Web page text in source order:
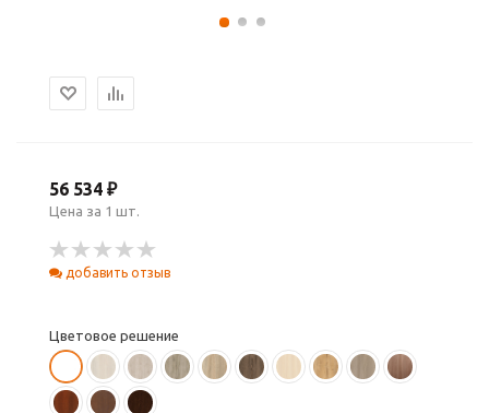
56 534 ₽
Цена за 1 шт.
добавить отзыв
Цветовое решение